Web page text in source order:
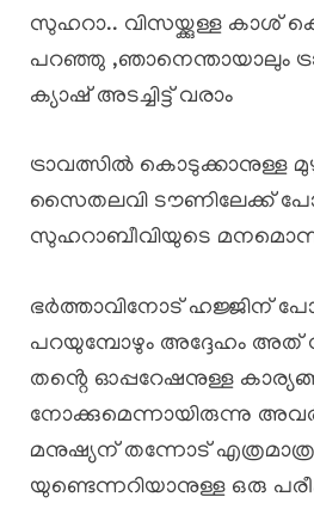
സുഹറാ.. വിസയ്ക്കുള്ള കാശ്
പറഞ്ഞു ,ഞാനെന്തായാലും
ക്യാഷ് അടച്ചിട്ട് വരാം
ട്രാവത്സിൽ കൊടുക്കാനുള്ള
സൈതലവി ടൗണിലേക്ക്
സുഹറാബീവിയുടെ മനമൊന്ന്
ഭർത്താവിനോട് ഹജ്ജിന്
പറയുമ്പോഴും അദ്ദേഹം അത്
തൻ്റെ ഓപ്പറേഷനുള്ള
നോക്കുമെന്നായിരുന്നു
മനുഷ്യന് തന്നോട്
യുണ്ടെന്നറിയാനുള്ള ഒരു